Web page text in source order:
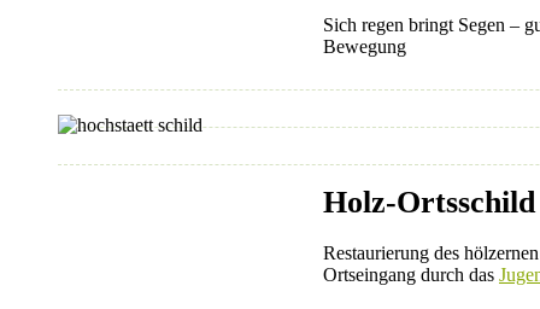
Sich regen bringt Segen –
Bewegung
Holz-Ortsschild
Restaurierung des
Ortseingang durch das